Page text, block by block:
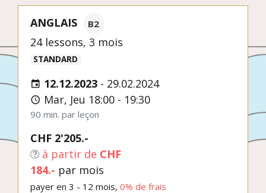
ANGLAIS B2
24 lessons, 3 mois
STANDARD
12.12.2023 - 29.02.2024
Mar, Jeu 18:00 - 19:30
90 min. par leçon
CHF 2'205.-
à partir de CHF
184.- par mois
payer en 3 - 12 mois, 0% de frais